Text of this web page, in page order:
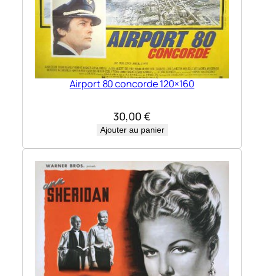
Airport 80 concorde 120×160
30,00 €
Ajouter au panier